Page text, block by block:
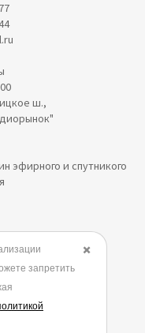
ш.,
эфирного и спутникого
данных
программами
✖️
запретить